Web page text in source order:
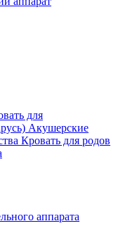
для
Акушерские
Кровать для родов
аппарата